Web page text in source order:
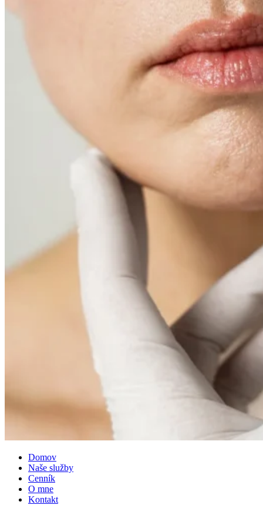
Domov
Naše služby
Cenník
O mne
Kontakt